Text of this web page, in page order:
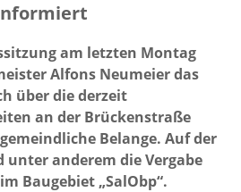
am letzten Montag
Alfons Neumeier das
über die derzeit
an der Brückenstraße
Belange. Auf der
unter anderem die Vergabe
Baugebiet „SalObp“.